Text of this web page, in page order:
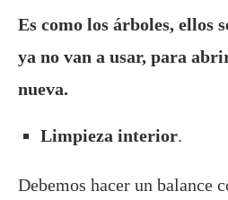
Es como los árboles, ellos
ya no van a usar, para
nueva.
Limpieza interior.
Debemos hacer un balance